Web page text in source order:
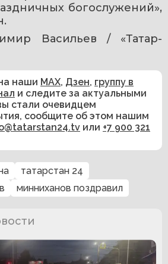
богослужений»,
Васильев / «Татар-
наши MAX, Дзен, группу в
и следите за актуальными
стали очевидцем
сообщите об этом нашим
или +7 900 321
татарстан 24
минниханов поздравил